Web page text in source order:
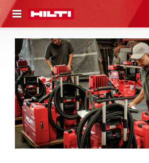
СЪДЪРЖАНИЕ